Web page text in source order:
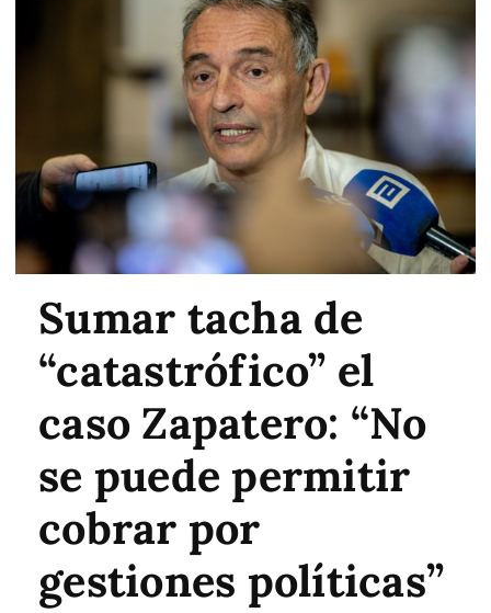
Sumar tacha de
“catastrófico” el
caso Zapatero: “No
se puede permitir
cobrar por
gestiones políticas”